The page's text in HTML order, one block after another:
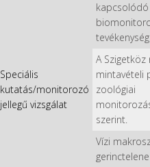
kapcsolódó
Speciális
kutatás/monitorozó
jellegű vizsgálat
A Szigetköz
mintavételi
zoológiai
szerint.
Vízi